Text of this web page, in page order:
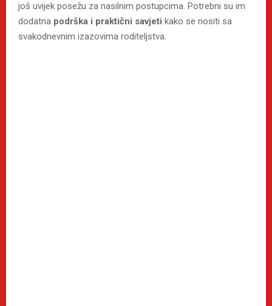
još uvijek posežu za nasilnim postupcima. Potrebni su im
dodatna podrška i praktični savjeti kako se nositi sa
svakodnevnim izazovima roditeljstva.